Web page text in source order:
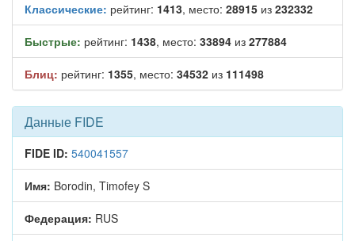
Классические: рейтинг: 1413, место: 28915 из 232332
Быстрые: рейтинг: 1438, место: 33894 из 277884
Блиц: рейтинг: 1355, место: 34532 из 111498
Данные FIDE
FIDE ID: 540041557
Имя: Borodin, Timofey S
Федерация: RUS